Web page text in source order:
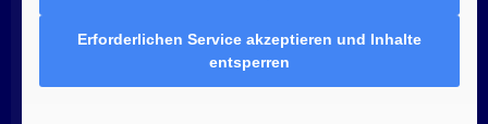
Erforderlichen Service akzeptieren und Inhalte
entsperren